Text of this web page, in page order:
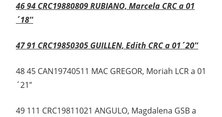
46 94 CRC19880809 RUBIANO, Marcela CRC a 01
´18″
47 91 CRC19850305 GUILLEN, Edith CRC a 01´20″
48 45 CAN19740511 MAC GREGOR, Moriah LCR a 01
´21″
49 111 CRC19811021 ANGULO, Magdalena GSB a